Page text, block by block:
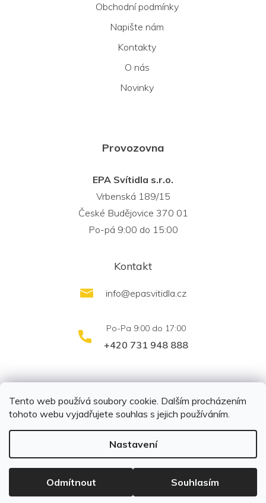
Tento web používá soubory cookie. Dalším procházením
tohoto webu vyjadřujete souhlas s jejich používáním.
Nastavení
Odmítnout Souhlasím
Obchodní podmínky
Napište nám
Kontakty
O nás
Novinky
Provozovna
EPA Svítidla s.r.o.
Vrbenská 189/15
České Budějovice 370 01
Po-pá 9:00 do 15:00
Kontakt
info@epasvitidla.cz
+420 731 948 888
Vytvořil Shoptet |Připravil Shoptetnamiru.cz
Copyright 2026EPA svítidla s.r.o.. Všechna práva
vyhrazena.Upravit nastavení cookies